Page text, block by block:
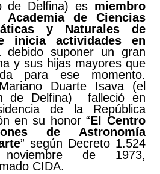
de Delfina) es miembro
de Ciencias
y Naturales de
inicia actividades en
debido suponer un gran
y sus hijas mayores que
para ese momento.
Duarte Isava (el
de Delfina)
falleció en
de la República
en su honor “El Centro
de Astronomía
” según Decreto 1.524
de 1973,
CIDA.